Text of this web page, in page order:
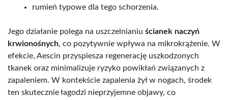
rumień typowe dla tego schorzenia.
Jego działanie polega na uszczelnianiu ścianek naczyń
krwionośnych, co pozytywnie wpływa na mikrokrążenie. W
efekcie, Aescin przyspiesza regenerację uszkodzonych
tkanek oraz minimalizuje ryzyko powikłań związanych z
zapaleniem. W kontekście zapalenia żył w nogach, środek
ten skutecznie łagodzi nieprzyjemne objawy, co